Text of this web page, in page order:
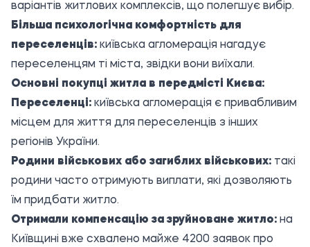
варіантів житлових комплексів, що полегшує вибір.
Більша психологічна комфортність для
переселенців: київська агломерація нагадує
переселенцям ті міста, звідки вони виїхали.
Основні покупці житла в передмісті Києва:
Переселенці: київська агломерація є привабливим
місцем для життя для переселенців з інших
регіонів України.
Родини військових або загиблих військових: такі
родини часто отримують виплати, які дозволяють
їм придбати житло.
Отримали компенсацію за зруйноване житло: на
Київщині вже схвалено майже 4200 заявок про